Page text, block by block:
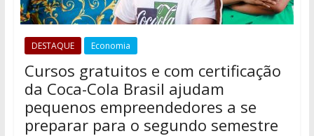
DESTAQUE Economia
Cursos gratuitos e com certificação
da Coca-Cola Brasil ajudam
pequenos empreendedores a se
preparar para o segundo semestre